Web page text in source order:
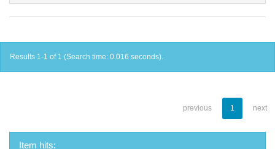
Results 1-1 of 1 (Search time: 0.016 seconds).
previous 1 next
Item hits: